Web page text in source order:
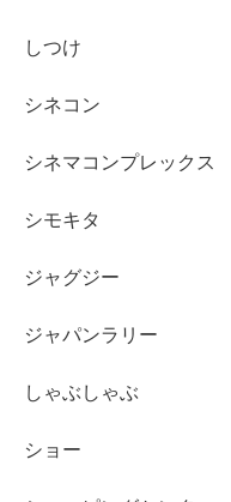
しつけ
シネコン
シネマコンプレックス
シモキタ
ジャグジー
ジャパンラリー
しゃぶしゃぶ
ショー